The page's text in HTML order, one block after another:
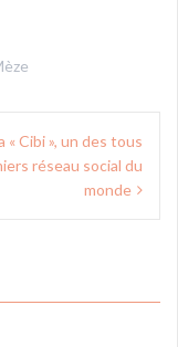
« Cibi », un des tous
réseau social du
monde